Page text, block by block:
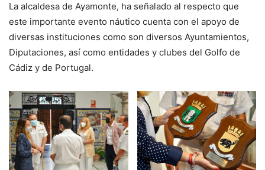
La alcaldesa de Ayamonte, ha señalado al respecto que
este importante evento náutico cuenta con el apoyo de
diversas instituciones como son diversos Ayuntamientos,
Diputaciones, así como entidades y clubes del Golfo de
Cádiz y de Portugal.